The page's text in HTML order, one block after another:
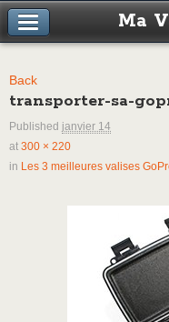
Ma
Back
transporter-sa-
Published janvier 14
at 300 × 220
in Les 3 meilleures valises